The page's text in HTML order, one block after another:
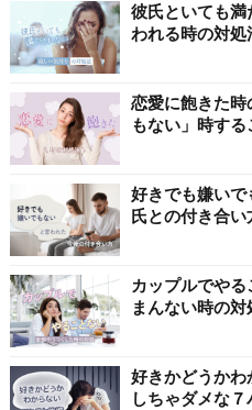
彼氏といても
われる時の対処
恋愛に飽きた
もない」時す
好きでも嫌い
氏との付き合い
カップルでや
まんない時の対
好きかどうか
しちゃダメな